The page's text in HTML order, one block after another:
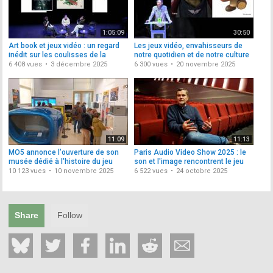
1:05:09
Art book et jeux vidéo : un regard
inédit sur les coulisses de la
création
6 408 vues 3 décembre 2025
30:50
Les jeux vidéo, envahisseurs de
notre quotidien et de notre culture
6 300 vues 20 novembre 2025
11:09
MO5 annonce l'ouverture de son
musée dédié à l'histoire du jeu
vidéo
10 123 vues 10 novembre 2025
11:13
Paris Audio Video Show 2025 : le
son et l'image rencontrent le jeu
vidéo
6 522 vues 24 octobre 2025
Share Follow